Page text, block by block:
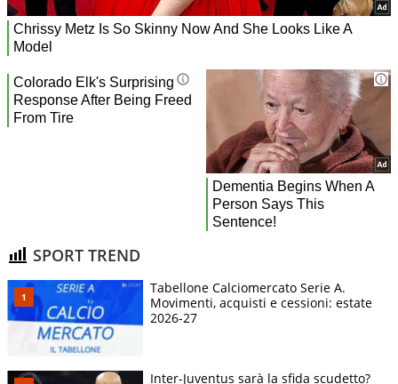
SPORT TREND
Tabellone Calciomercato Serie A.
Movimenti, acquisti e cessioni: estate
2026-27
Inter-Juventus sarà la sfida scudetto?